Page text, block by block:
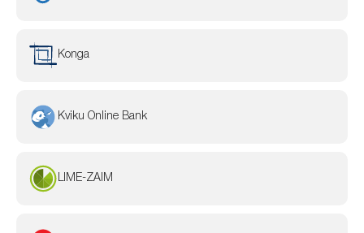
Konga
Kviku Online Bank
LIME-ZAIM